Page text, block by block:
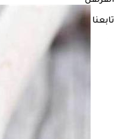
تابعنا على